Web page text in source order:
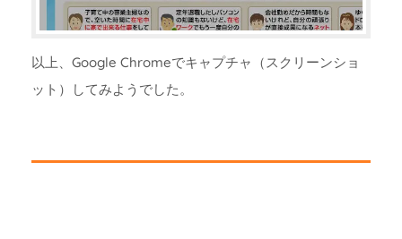
以上、Google Chromeでキャプチャ（スクリーンショ
ット）してみようでした。